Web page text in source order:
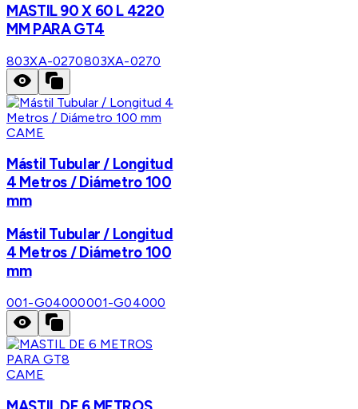
MASTIL 90 X 60 L 4220
MM PARA GT4
803XA-0270803XA-0270
CAME
Mástil Tubular / Longitud
4 Metros / Diámetro 100
mm
Mástil Tubular / Longitud
4 Metros / Diámetro 100
mm
001-G04000001-G04000
CAME